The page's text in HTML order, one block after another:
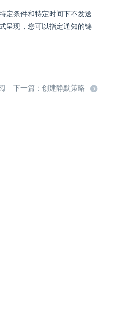
定条件和特定时间下不发送
呈现，您可以指定通知的键
下一篇：创建静默策略